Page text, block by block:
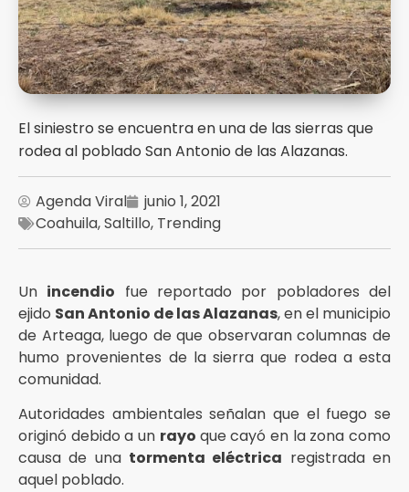
El siniestro se encuentra en una de las sierras que
rodea al poblado San Antonio de las Alazanas.
Agenda Viral
junio 1, 2021
Coahuila,Saltillo, Trending
Un incendio fue reportado por pobladores del
ejido San Antonio de las Alazanas, en el municipio
de Arteaga, luego de que observaran columnas de
humo provenientes de la sierra que rodea a esta
comunidad.
Autoridades ambientales señalan que el fuego se
originó debido a un rayo que cayó en la zona como
causa de una tormenta eléctrica registrada en
aquel poblado.